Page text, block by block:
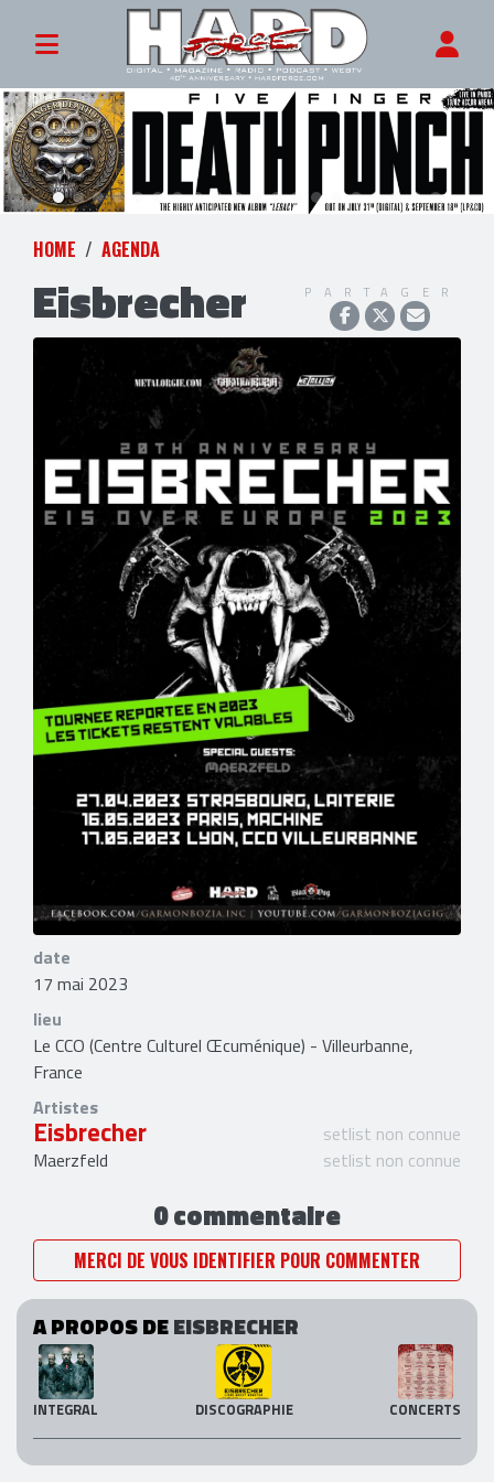
HOME AGENDA
Eisbrecher PARTAGER
date
17 mai 2023
lieu
Le CCO (Centre Culturel Œcuménique) - Villeurbanne,
France
Artistes
Eisbrecher
setlist non connue
Maerzfeld
setlist non connue
0 commentaire
MERCI DE VOUS IDENTIFIER POUR COMMENTER
A PROPOS DEEISBRECHER
INTEGRAL DISCOGRAPHIE CONCERTS